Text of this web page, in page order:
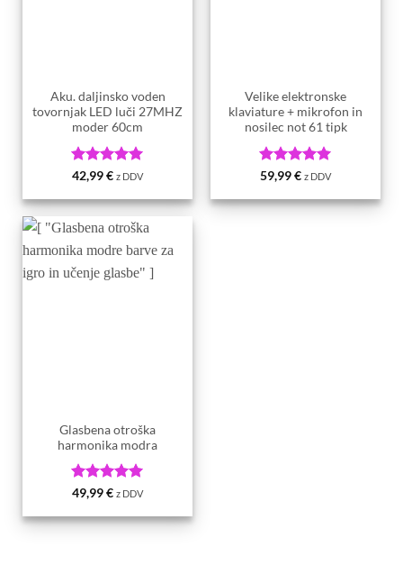
Aku. daljinsko voden
tovornjak LED luči 27MHZ
moder 60cm
Ocenjeno5
42,99€ z DDV
Velike elektronske
klaviature + mikrofon in
nosilec not 61 tipk
Ocenjeno5
59,99€ z DDV
Glasbena otroška
harmonika modra
Ocenjeno5
49,99€ z DDV